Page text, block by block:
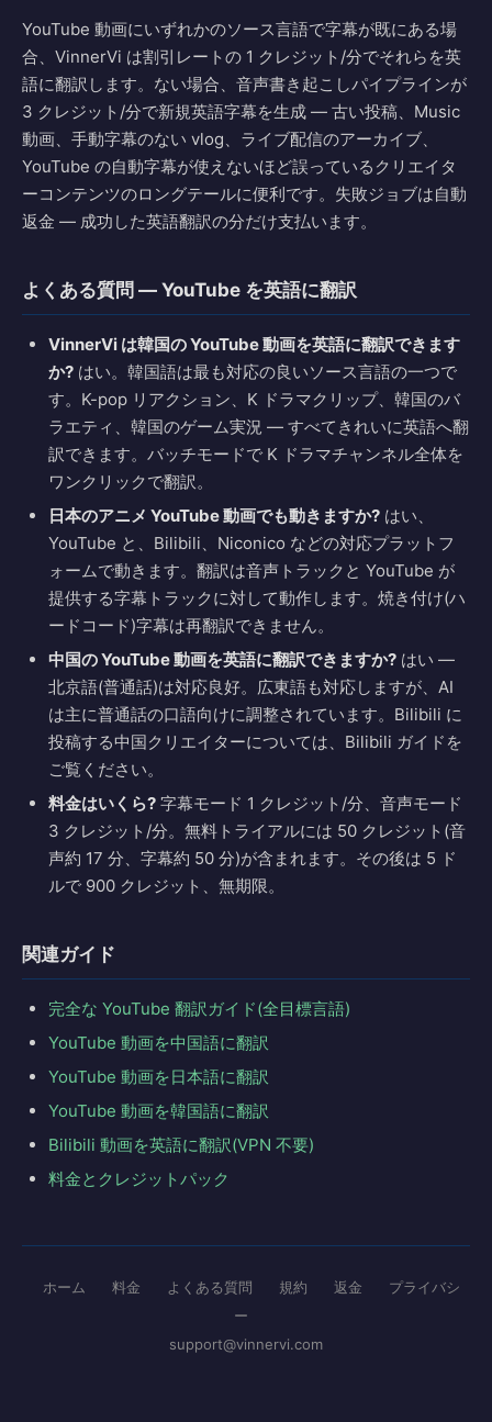
YouTube 動画にいずれかのソース言語で字幕が既にある場
合、VinnerVi は割引レートの 1 クレジット/分でそれらを英
語に翻訳します。ない場合、音声書き起こしパイプラインが
3 クレジット/分で新規英語字幕を生成 — 古い投稿、Music
動画、手動字幕のない vlog、ライブ配信のアーカイブ、
YouTube の自動字幕が使えないほど誤っているクリエイタ
ーコンテンツのロングテールに便利です。失敗ジョブは自動
返金 — 成功した英語翻訳の分だけ支払います。
よくある質問 — YouTube を英語に翻訳
VinnerVi は韓国の YouTube 動画を英語に翻訳できます
か? はい。韓国語は最も対応の良いソース言語の一つで
す。K-pop リアクション、K ドラマクリップ、韓国のバ
ラエティ、韓国のゲーム実況 — すべてきれいに英語へ翻
訳できます。バッチモードで K ドラマチャンネル全体を
ワンクリックで翻訳。
日本のアニメ YouTube 動画でも動きますか? はい、
YouTube と、Bilibili、Niconico などの対応プラットフ
ォームで動きます。翻訳は音声トラックと YouTube が
提供する字幕トラックに対して動作します。焼き付け(ハ
ードコード)字幕は再翻訳できません。
中国の YouTube 動画を英語に翻訳できますか? はい —
北京語(普通話)は対応良好。広東語も対応しますが、AI
は主に普通話の口語向けに調整されています。Bilibili に
投稿する中国クリエイターについては、Bilibili ガイドを
ご覧ください。
料金はいくら? 字幕モード 1 クレジット/分、音声モード
3 クレジット/分。無料トライアルには 50 クレジット(音
声約 17 分、字幕約 50 分)が含まれます。その後は 5 ド
ルで 900 クレジット、無期限。
関連ガイド
完全な YouTube 翻訳ガイド(全目標言語)
YouTube 動画を中国語に翻訳
YouTube 動画を日本語に翻訳
YouTube 動画を韓国語に翻訳
Bilibili 動画を英語に翻訳(VPN 不要)
料金とクレジットパック
ホーム 料金 よくある質問 規約 返金
プライバシ
ー
support@vinnervi.com